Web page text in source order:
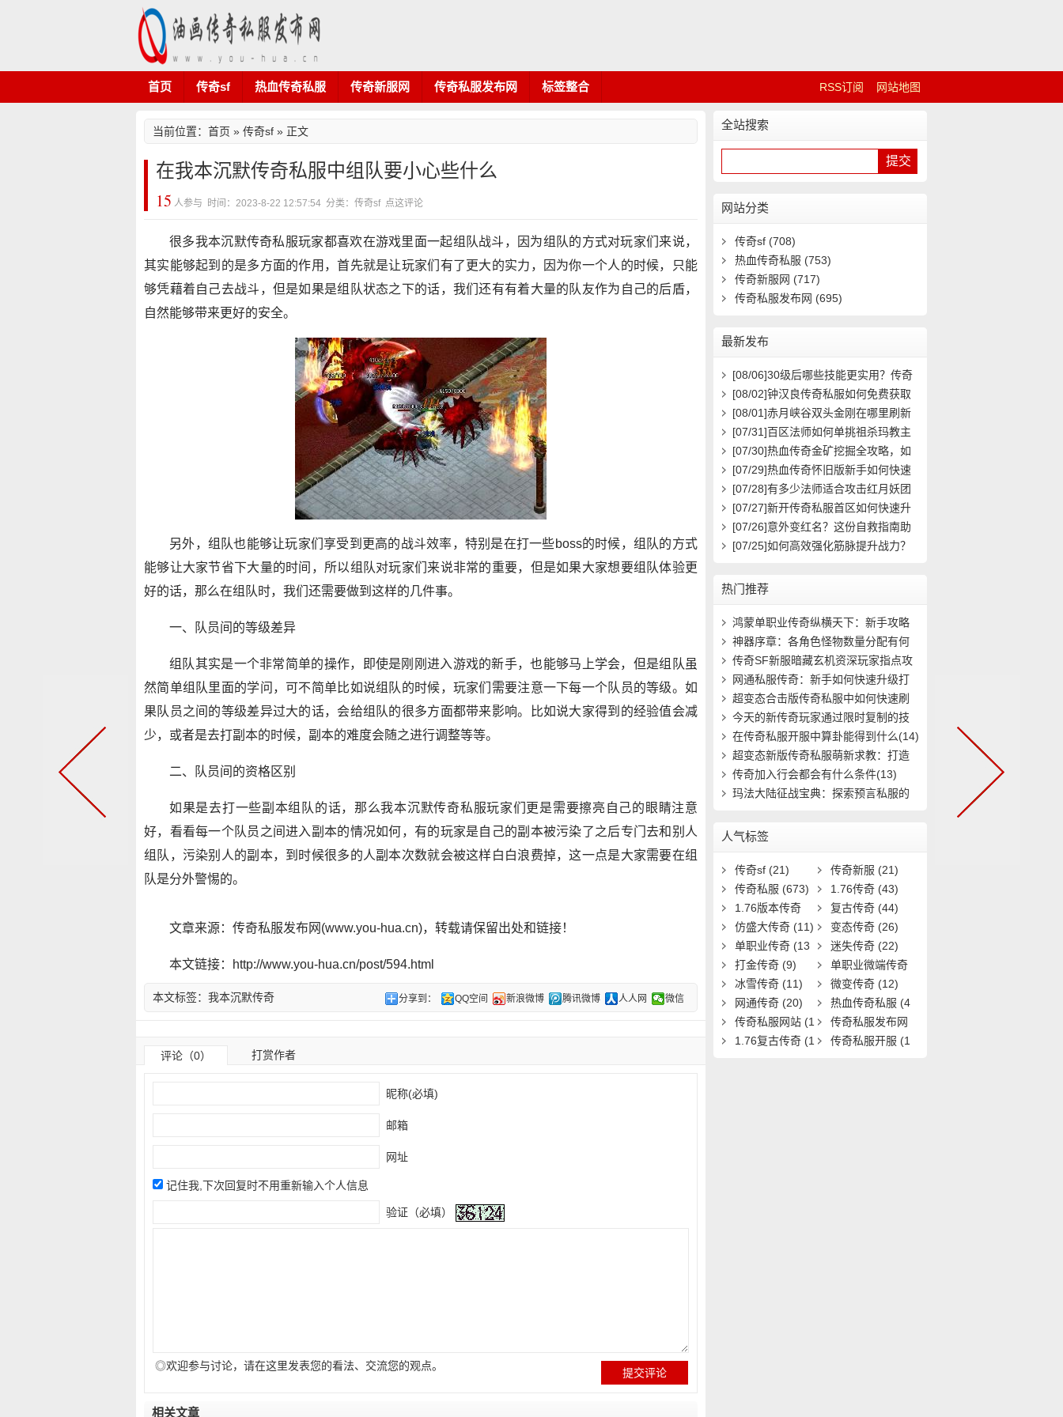
首页 传奇sf 热血传奇私服 传奇新服网 传奇私服发布网 标签整合 RSS订阅 网站地图
当前位置： 首页 » 传奇sf » 正文
在我本沉默传奇私服中组队要小心些什么
15 人参与 时间：2023-8-22 12:57:54 分类：传奇sf 点这评论
很多我本沉默传奇私服玩家都喜欢在游戏里面一起组队战斗，因为组队的方式对玩家们来说，
其实能够起到的是多方面的作用，首先就是让玩家们有了更大的实力，因为你一个人的时候，只能
够凭藉着自己去战斗，但是如果是组队状态之下的话，我们还有有着大量的队友作为自己的后盾，
自然能够带来更好的安全。
另外，组队也能够让玩家们享受到更高的战斗效率，特别是在打一些boss的时候，组队的方式
能够让大家节省下大量的时间，所以组队对玩家们来说非常的重要，但是如果大家想要组队体验更
好的话，那么在组队时，我们还需要做到这样的几件事。
一、队员间的等级差异
组队其实是一个非常简单的操作，即使是刚刚进入游戏的新手，也能够马上学会，但是组队虽
然简单组队里面的学问，可不简单比如说组队的时候，玩家们需要注意一下每一个队员的等级。如
果队员之间的等级差异过大的话，会给组队的很多方面都带来影响。比如说大家得到的经验值会减
少，或者是去打副本的时候，副本的难度会随之进行调整等等。
二、队员间的资格区别
如果是去打一些副本组队的话，那么我本沉默传奇私服玩家们更是需要擦亮自己的眼睛注意
好，看看每一个队员之间进入副本的情况如何，有的玩家是自己的副本被污染了之后专门去和别人
组队，污染别人的副本，到时候很多的人副本次数就会被这样白白浪费掉，这一点是大家需要在组
队是分外警惕的。
文章来源：传奇私服发布网(www.you-hua.cn)，转载请保留出处和链接！
本文链接：http://www.you-hua.cn/post/594.html
分享到： QQ空间 新浪微博 腾讯微博 人人网 微信
本文标签： 我本沉默传奇
评论（0） 打赏作者
昵称(必填)
邮箱
网址
记住我,下次回复时不用重新输入个人信息
验证（必填）
◎欢迎参与讨论，请在这里发表您的看法、交流您的观点。
相关文章
全站搜索
网站分类
传奇sf (708)
热血传奇私服 (753)
传奇新服网 (717)
传奇私服发布网 (695)
最新发布
[08/06]30级后哪些技能更实用？传奇
玩家必看攻略
[08/02]钟汉良传奇私服如何免费获取
高级装备与快速升级攻略？
[08/01]赤月峡谷双头金刚在哪里刷新
具体位置坐标是什么？
[07/31]百区法师如何单挑祖杀玛教主
求高效打法？
[07/30]热血传奇金矿挖掘全攻略，如
何高效挖矿？
[07/29]热血传奇怀旧版新手如何快速
起步？前期必做任务与升级技巧有哪
些？
[07/28]有多少法师适合攻击红月妖团
队？
[07/27]新开传奇私服首区如何快速升
级？装备获取攻略有哪些？
[07/26]意外变红名？这份自救指南助
你快速洗白
[07/25]如何高效强化筋脉提升战力？
热门推荐
鸿蒙单职业传奇纵横天下：新手攻略
(551)
神器序章：各角色怪物数量分配有何
异同(659)
传奇SF新服暗藏玄机资深玩家指点攻
略秘籍(904)
网通私服传奇：新手如何快速升级打
宝？(525)
超变态合击版传奇私服中如何快速刷
到终极装(653)
今天的新传奇玩家通过限时复制的技
能(23)
在传奇私服开服中算卦能得到什么(14)
超变态新版传奇私服萌新求教：打造
极品装备(785)
传奇加入行会都会有什么条件(13)
玛法大陆征战宝典：探索预言私服的
人气标签
传奇sf (21) 传奇新服 (21)
传奇私服 (673) 1.76传奇 (43)
1.76版本传奇
(9)
复古传奇 (44)
仿盛大传奇 (11) 变态传奇 (26)
单职业传奇 (13
1)
迷失传奇 (22)
打金传奇 (9)
单职业微端传奇
(9)
冰雪传奇 (11) 微变传奇 (12)
网通传奇 (20) 热血传奇私服 (4
0)
传奇私服网站 (1
9)
传奇私服发布网
(11)
1.76复古传奇 (1
传奇私服开服 (1